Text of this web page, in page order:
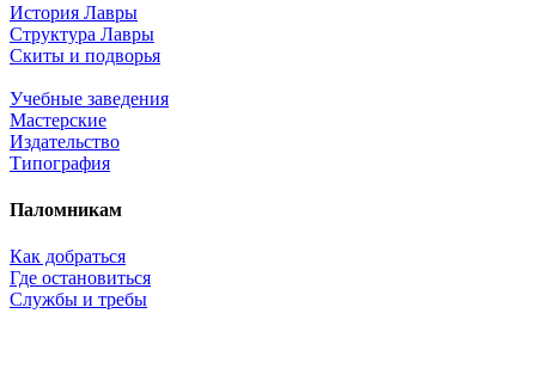
История Лавры
Структура Лавры
Скиты и подворья
Учебные заведения
Мастерские
Издательство
Типография
Паломникам
Как добраться
Где остановиться
Службы и требы